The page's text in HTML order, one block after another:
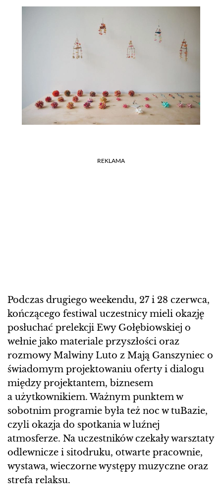
REKLAMA
Podczas drugiego weekendu, 27 i 28 czerwca,
kończącego festiwal uczestnicy mieli okazję
posłuchać prelekcji Ewy Gołębiowskiej o
wełnie jako materiale przyszłości oraz
rozmowy Malwiny Luto z Mają Ganszyniec o
świadomym projektowaniu oferty i dialogu
między projektantem, biznesem
a użytkownikiem. Ważnym punktem w
sobotnim programie była też noc w tuBazie,
czyli okazja do spotkania w luźnej
atmosferze. Na uczestników czekały warsztaty
odlewnicze i sitodruku, otwarte pracownie,
wystawa, wieczorne występy muzyczne oraz
strefa relaksu.